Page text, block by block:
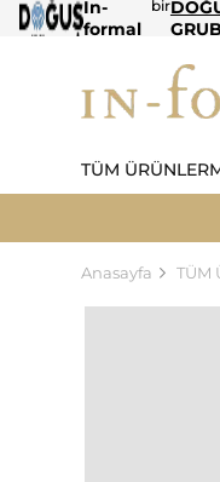
In-
formal
bir
TÜM ÜRÜNLER
Anasayfa TÜM